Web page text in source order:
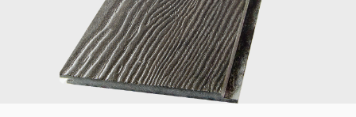
Главная
Sidwood
Фибратек
Fibraplank